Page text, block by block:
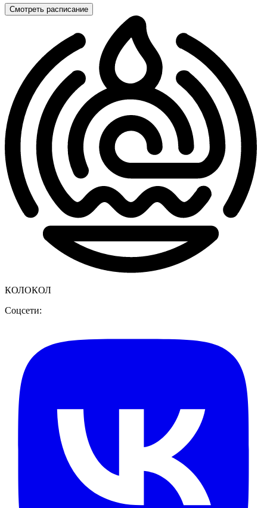
Смотреть расписание
КОЛОКОЛ
Соцсети: